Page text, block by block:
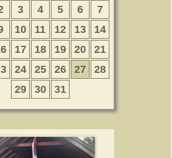
3 4 5 6
7
10 11 12 13
14
17 18 19 20
21
24 25 26 27
28
29
30 31